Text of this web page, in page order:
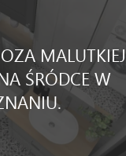
MALUTKIEJ
ŚRÓDCE W